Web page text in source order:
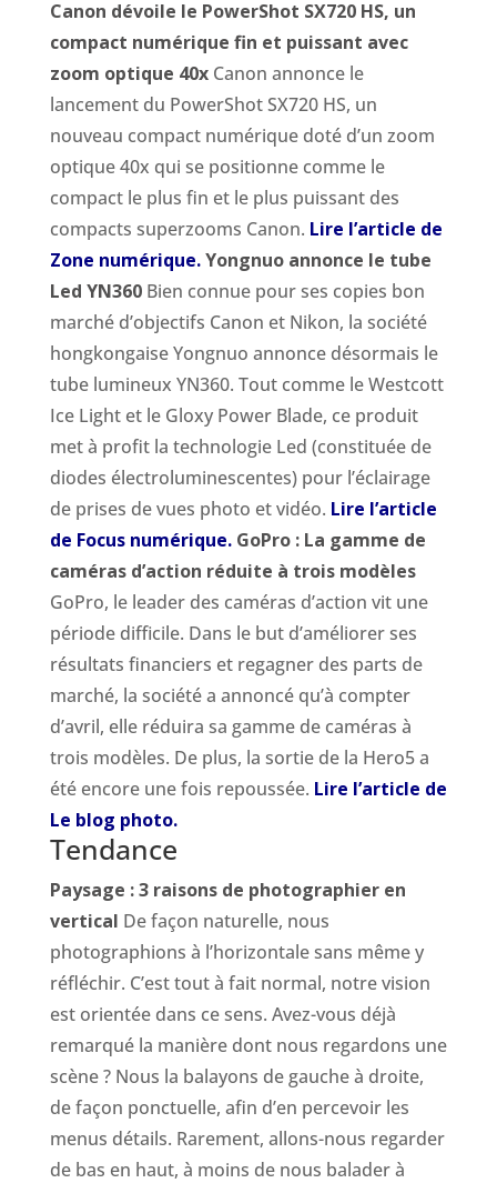
Canon dévoile le PowerShot SX720 HS, un
compact numérique fin et puissant avec
zoom optique 40x Canon annonce le
lancement du PowerShot SX720 HS, un
nouveau compact numérique doté d’un zoom
optique 40x qui se positionne comme le
compact le plus fin et le plus puissant des
compacts superzooms Canon. Lire l’article de
Zone numérique.Yongnuo annonce le tube
Led YN360 Bien connue pour ses copies bon
marché d’objectifs Canon et Nikon, la société
hongkongaise Yongnuo annonce désormais le
tube lumineux YN360. Tout comme le Westcott
Ice Light et le Gloxy Power Blade, ce produit
met à profit la technologie Led (constituée de
diodes électroluminescentes) pour l’éclairage
de prises de vues photo et vidéo. Lire l’article
de Focus numérique. GoPro : La gamme de
caméras d’action réduite à trois modèles
GoPro, le leader des caméras d’action vit une
période difficile. Dans le but d’améliorer ses
résultats financiers et regagner des parts de
marché, la société a annoncé qu’à compter
d’avril, elle réduira sa gamme de caméras à
trois modèles. De plus, la sortie de la Hero5 a
été encore une fois repoussée. Lire l’article de
Le blog photo.
Tendance
Paysage : 3 raisons de photographier en
vertical De façon naturelle, nous
photographions à l’horizontale sans même y
réfléchir. C’est tout à fait normal, notre vision
est orientée dans ce sens. Avez-vous déjà
remarqué la manière dont nous regardons une
scène ? Nous la balayons de gauche à droite,
de façon ponctuelle, afin d’en percevoir les
menus détails. Rarement, allons-nous regarder
de bas en haut, à moins de nous balader à